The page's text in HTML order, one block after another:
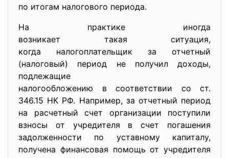
по итогам налогового периода.
На практике иногда
возникает такая ситуация,
когда налогоплательщик за отчетный
(налоговый) период не получил доходы,
подлежащие
налогообложению в соответствии со ст.
346.15 НК РФ. Например, за отчетный период
на расчетный счет организации поступили
взносы от учредителя в счет погашения
задолженности по уставному капиталу,
получена финансовая помощь от учредителя